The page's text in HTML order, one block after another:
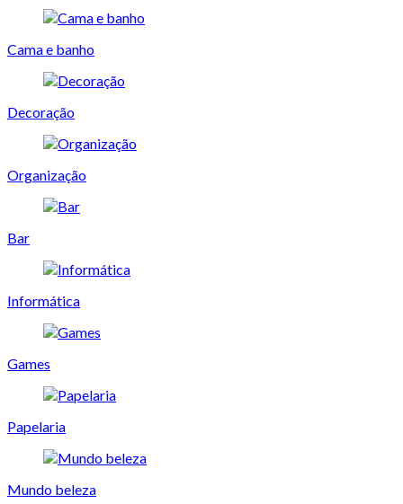
Cama e banho
Decoração
Organização
Bar
Informática
Games
Papelaria
Mundo beleza